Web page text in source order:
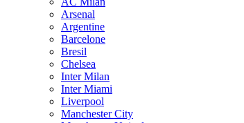
Arsenal
Argentine
Barcelone
Bresil
Chelsea
Inter Milan
Inter Miami
Liverpool
Manchester City